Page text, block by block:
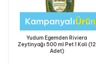
KampanyalıÜrün
Yudum Egemden Riviera
Zeytinyağı 500 ml Pet 1 Koli (12
Adet)